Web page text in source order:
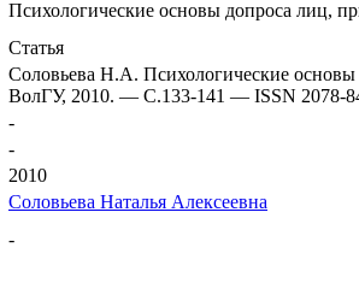
Психологические основы допроса лиц,
Статья
Соловьева Н.А. Психологические
ВолГУ, 2010. — С.133-141 — ISSN 2078-
-
-
2010
Соловьева Наталья Алексеевна
-